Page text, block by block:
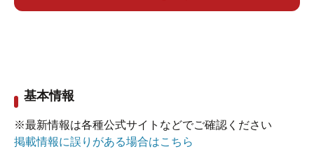
基本情報
※最新情報は各種公式サイトなどでご確認ください
掲載情報に誤りがある場合はこちら